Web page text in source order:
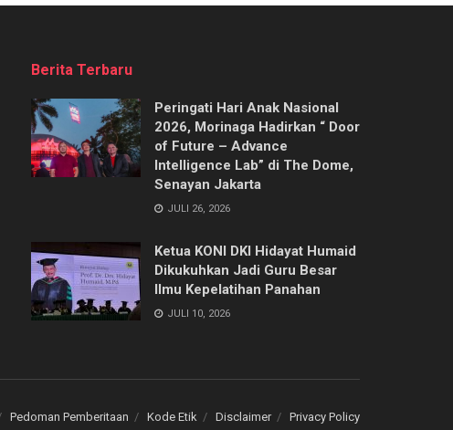
Berita Terbaru
Peringati Hari Anak Nasional
2026, Morinaga Hadirkan “ Door
of Future – Advance
Intelligence Lab” di The Dome,
Senayan Jakarta
JULI 26, 2026
Ketua KONI DKI Hidayat Humaid
Dikukuhkan Jadi Guru Besar
Ilmu Kepelatihan Panahan
JULI 10, 2026
Pedoman Pemberitaan Kode Etik Disclaimer Privacy Policy